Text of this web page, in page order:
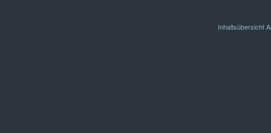
Inhaltsübersicht